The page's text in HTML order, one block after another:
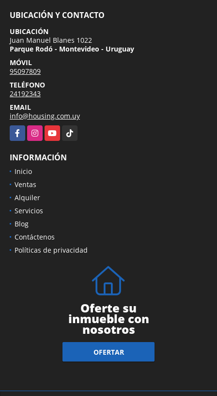
UBICACIÓN Y CONTACTO
UBICACIÓN
Juan Manuel Blanes 1022
Parque Rodó - Montevideo - Uruguay
MÓVIL
95097809
TELÉFONO
24192343
EMAIL
info@housing.com.uy
FacebookInstagramYouTubeTikTok
INFORMACIÓN
Inicio
Ventas
Alquiler
Servicios
Blog
Contáctenos
Políticas de privacidad
Oferte su
inmueble con
nosotros
OFERTAR